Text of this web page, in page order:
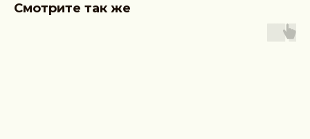
Смотрите так же